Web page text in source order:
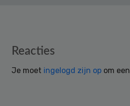
Reader
Reacties
Je moet ingelogd zijn op om